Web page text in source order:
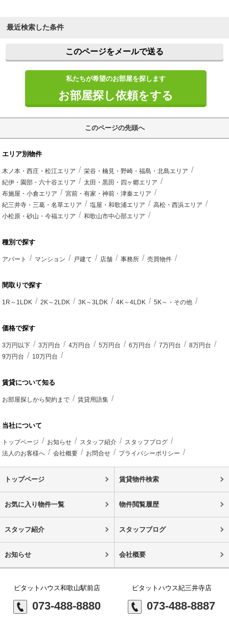
最近検索した条件
このページをメールで送る
私たちが希望のお部屋を探します
お部屋探し依頼をする
このページの先頭へ
エリア別物件
木ノ本・西庄・松江エリア
栄谷・楠見・野崎・福島・北島エリア
紀伊・園部・六十谷エリア
太田・黒田・四ヶ郷エリア
布施屋・小倉エリア
宮前・有家・神前・津秦エリア
紀三井寺・三葛・名草エリア
塩屋・和歌浦エリア
高松・西浜エリア
小松原・砂山・今福エリア
和歌山市中心部エリア
種別で探す
アパート マンション 戸建て 店舗 事務所 売買物件
間取りで探す
1R～1LDK 2K～2LDK 3K～3LDK 4K～4LDK 5K～・その他
価格で探す
3万円以下 3万円台 4万円台 5万円台 6万円台 7万円台
8万円台
9万円台
10万円台
賃貸について知る
お部屋探しから契約まで 賃貸用語集
当社について
トップページ お知らせ スタッフ紹介
スタッフブログ
法人のお客様へ
会社概要 お問合せ プライバシーポリシー
トップページ 賃貸物件検索
お気に入り物件一覧 物件閲覧履歴
スタッフ紹介 スタッフブログ
お知らせ 会社概要
ピタットハウス和歌山駅前店
073-488-8880
ピタットハウス紀三井寺店
073-488-8887